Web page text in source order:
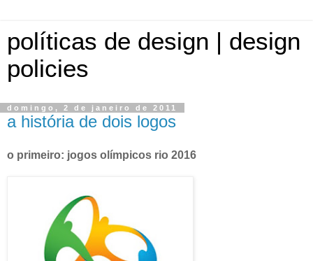
políticas de design | design
policies
domingo, 2 de janeiro de 2011
a história de dois logos
o primeiro: jogos olímpicos rio 2016